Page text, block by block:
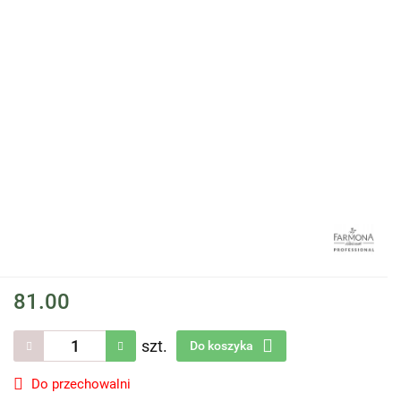
81.00
szt. Do koszyka
Do przechowalni